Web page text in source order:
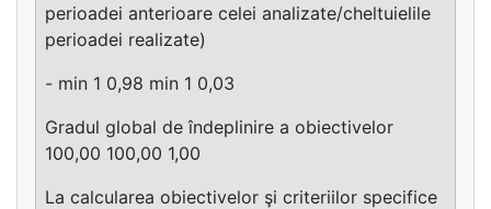
perioadei anterioare celei analizate/cheltuielile
perioadei realizate)
- min 1 0,98 min 1 0,03
Gradul global de îndeplinire a obiectivelor
100,00 100,00 1,00
La calcularea obiectivelor şi criteriilor specifice